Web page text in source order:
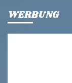
WERBUNG